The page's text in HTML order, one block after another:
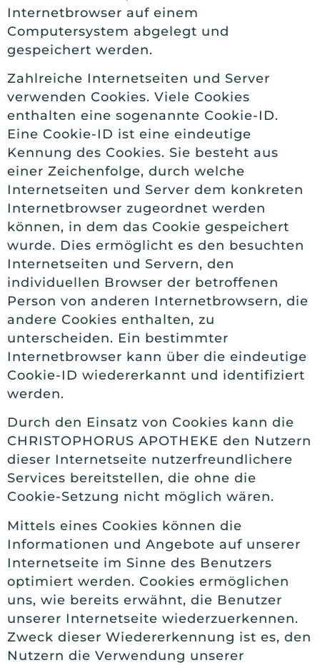
Internetbrowser auf einem
Computersystem abgelegt und
gespeichert werden.
Zahlreiche Internetseiten und Server
verwenden Cookies. Viele Cookies
enthalten eine sogenannte Cookie-ID.
Eine Cookie-ID ist eine eindeutige
Kennung des Cookies. Sie besteht aus
einer Zeichenfolge, durch welche
Internetseiten und Server dem konkreten
Internetbrowser zugeordnet werden
können, in dem das Cookie gespeichert
wurde. Dies ermöglicht es den besuchten
Internetseiten und Servern, den
individuellen Browser der betroffenen
Person von anderen Internetbrowsern, die
andere Cookies enthalten, zu
unterscheiden. Ein bestimmter
Internetbrowser kann über die eindeutige
Cookie-ID wiedererkannt und identifiziert
werden.
Durch den Einsatz von Cookies kann die
CHRISTOPHORUS APOTHEKE den Nutzern
dieser Internetseite nutzerfreundlichere
Services bereitstellen, die ohne die
Cookie-Setzung nicht möglich wären.
Mittels eines Cookies können die
Informationen und Angebote auf unserer
Internetseite im Sinne des Benutzers
optimiert werden. Cookies ermöglichen
uns, wie bereits erwähnt, die Benutzer
unserer Internetseite wiederzuerkennen.
Zweck dieser Wiedererkennung ist es, den
Nutzern die Verwendung unserer